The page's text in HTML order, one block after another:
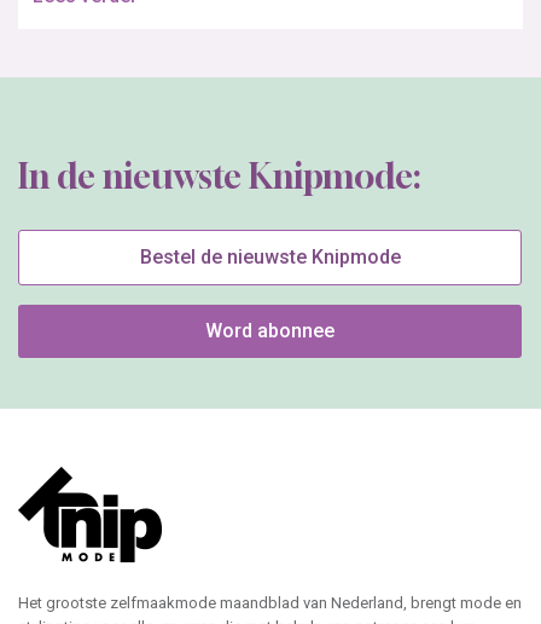
In de nieuwste Knipmode:
Bestel de nieuwste Knipmode
Word abonnee
Het grootste zelfmaakmode maandblad van Nederland, brengt mode en